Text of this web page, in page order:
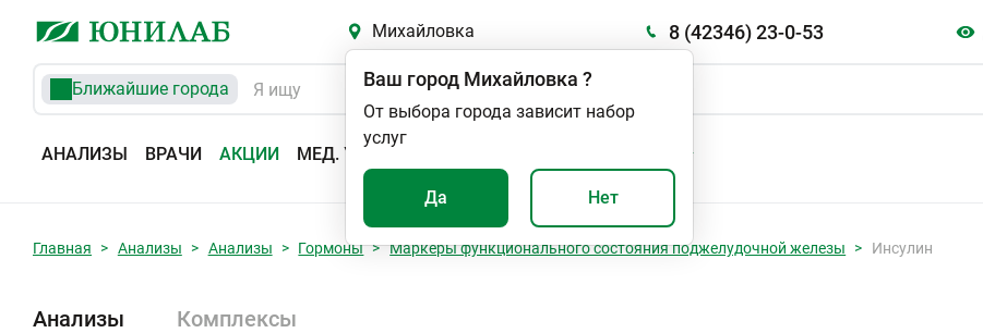
Михайловка 8 (42346) 23-0-53
Ближайшие города
АНАЛИЗЫ ВРАЧИ АКЦИИ МЕД. УСЛУГИ
Ваш город Михайловка ?
От выбора города зависит набор
услуг
Да Нет
Главная Анализы Анализы Гормоны Маркеры функционального состояния поджелудочной железы Инсулин
Анализы Комплексы